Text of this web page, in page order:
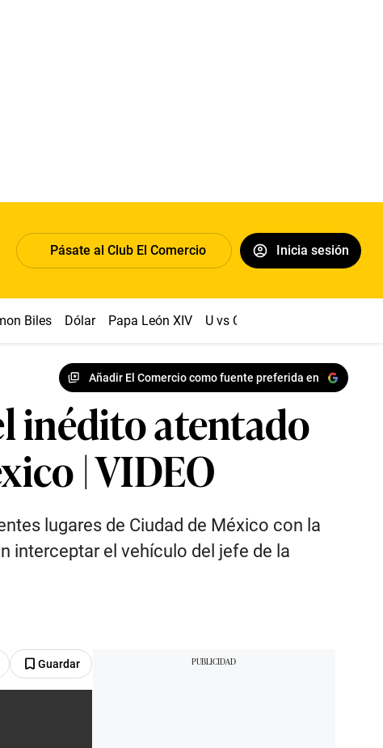
Pásate al Club El Comercio Inicia sesión
Biles Dólar Papa León XIV U vs Cristal
Añadir El Comercio como fuente preferida en
inédito atentado
| VIDEO
lugares de Ciudad de México con la
interceptar el vehículo del jefe de la
Guardar